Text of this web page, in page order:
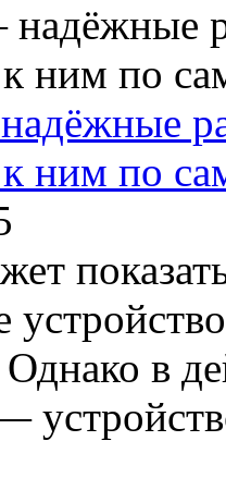
к ним по
в